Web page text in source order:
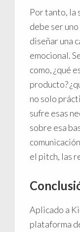
Por tanto, la
debe ser
diseñar una
emocional.
como, ¿qué
producto?
no solo
sufre esas
sobre esa
el pitch, las
Aplicado a
plataforma